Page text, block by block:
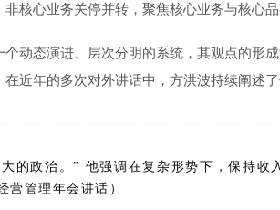
核心业务关停并转，聚焦核心业务与核心品
动态演进、层次分明的系统，其观点的形
近年的多次对外讲话中，方洪波持续阐述
的政治。” 他强调在复杂形势下，保持收
营管理年会讲话）